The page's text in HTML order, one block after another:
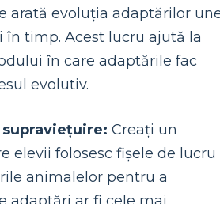
arată evoluția adaptărilor
în timp. Acest lucru ajută la
în care adaptările fac
evolutiv.
Creați un
elevii folosesc fișele de lucru
animalelor pentru a